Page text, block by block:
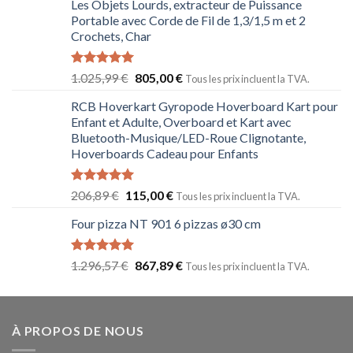
Les Objets Lourds, extracteur de Puissance
Portable avec Corde de Fil de 1,3/1,5 m et 2
Crochets, Char
Note 5.00
1.025,99€ 805,00€ Tous les prix incluent la TVA.
RCB Hoverkart Gyropode Hoverboard Kart pour
Enfant et Adulte, Overboard et Kart avec
Bluetooth-Musique/LED-Roue Clignotante,
Hoverboards Cadeau pour Enfants
Note5.00
sur 5
206,89€ 115,00€ Tous les prix incluent la TVA.
Four pizza NT 901 6 pizzas ø30 cm
Note 5.00
1.296,57€ 867,89€ Tous les prix incluent la TVA.
À PROPOS DE NOUS